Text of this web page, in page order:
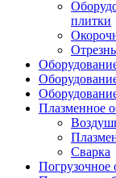
плитки
Плазменное
Сварка
Погрузочное